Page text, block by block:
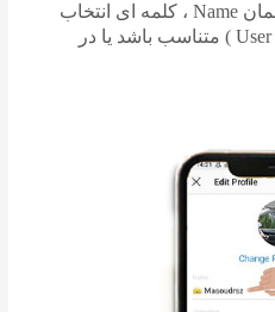
همچنین برای انتخاب اسم یا همان Name ، کلمه ای انتخاب
کنید که با نام کاربری ( User Name ) متناسب باشد یا در